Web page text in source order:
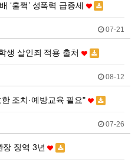
‘훌쩍’ 성폭력 급증세
07-21
생 살인죄 적용 출처
08-12
조치·예방교육 필요"
07-26
장 징역 3년